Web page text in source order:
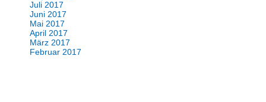
Juli 2017
Juni 2017
Mai 2017
April 2017
März 2017
Februar 2017